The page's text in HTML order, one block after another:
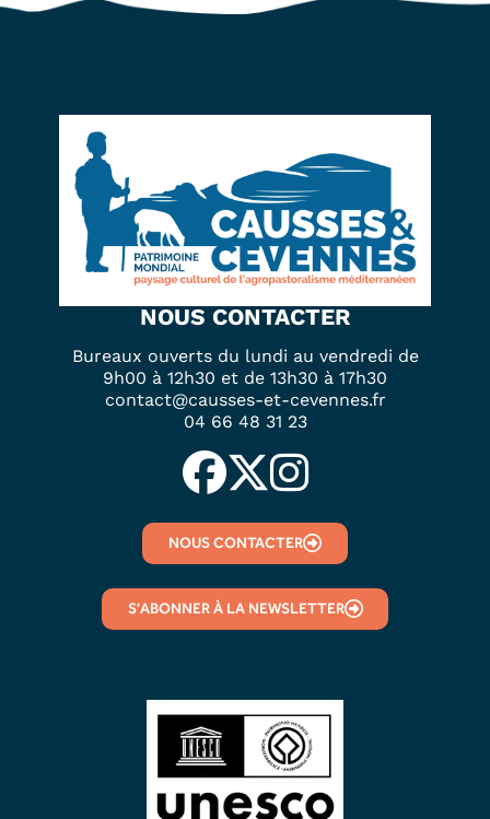
NOUS CONTACTER
Bureaux ouverts du lundi au vendredi de
9h00 à 12h30 et de 13h30 à 17h30
contact@causses-et-cevennes.fr
04 66 48 31 23
NOUS CONTACTER
S'ABONNER À LA NEWSLETTER